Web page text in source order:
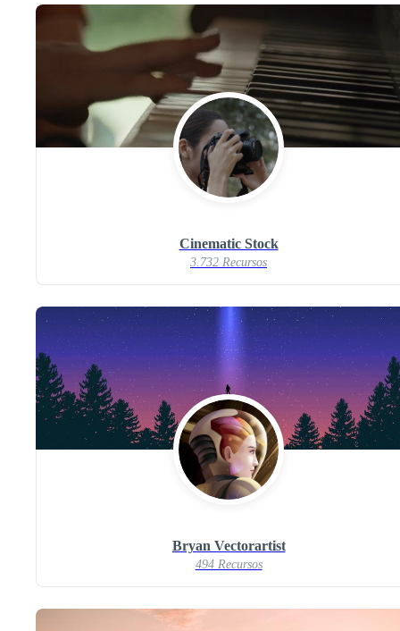
Cinematic Stock
3.732 Recursos
Bryan Vectorartist
494 Recursos